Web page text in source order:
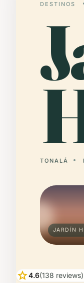
DESTINOS
TONALÁ
JARDÍN
star4.6(138 reviews)